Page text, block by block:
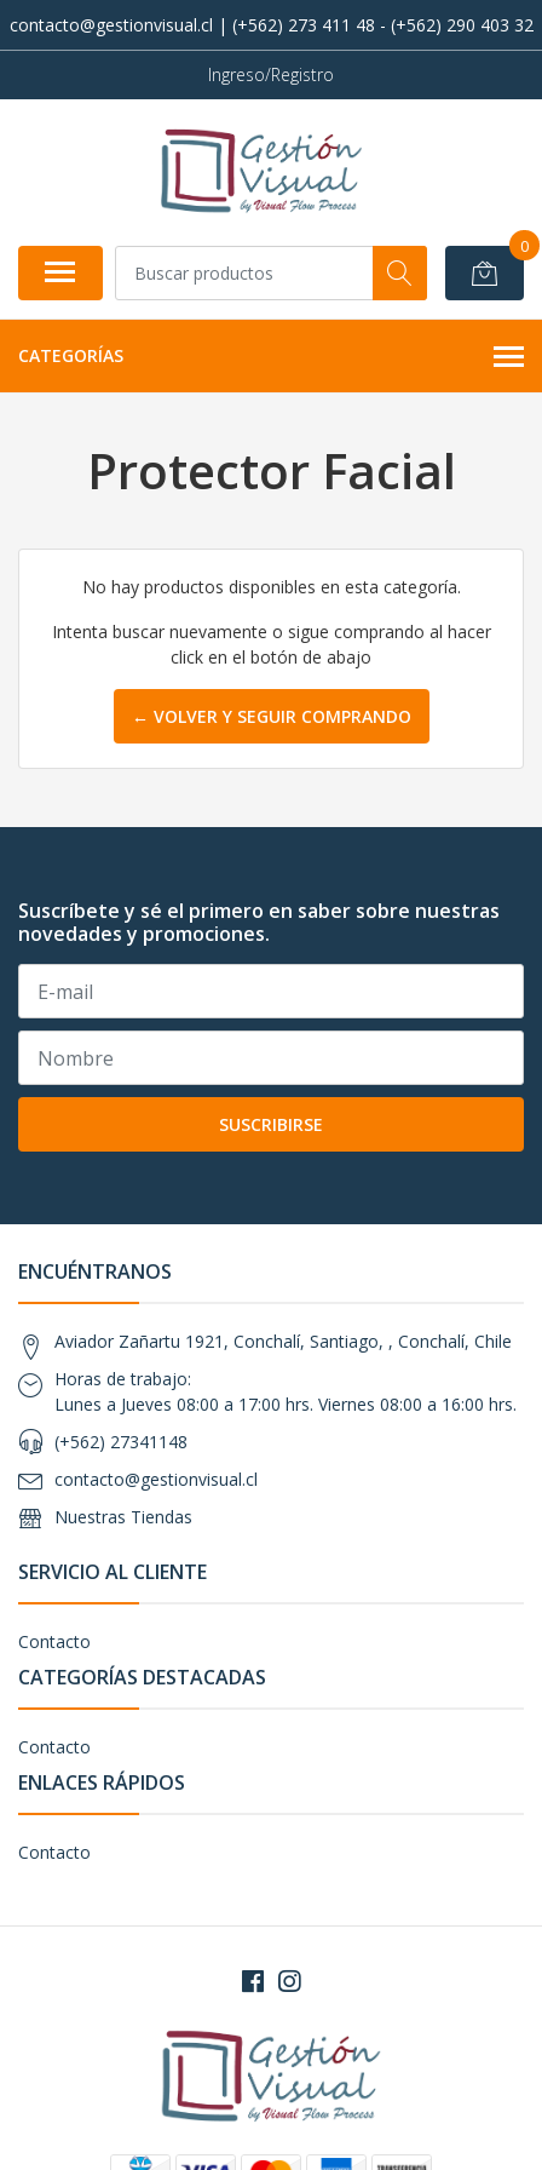
contacto@gestionvisual.cl | (+562) 273 411 48 - (+562) 290 403 32
Ingreso/Registro
0
CATEGORÍAS
Protector Facial
No hay productos disponibles en esta categoría.
Intenta buscar nuevamente o sigue comprando al hacer
click en el botón de abajo
← VOLVER Y SEGUIR COMPRANDO
Suscríbete y sé el primero en saber sobre nuestras
novedades y promociones.
SUSCRIBIRSE
ENCUÉNTRANOS
Aviador Zañartu 1921, Conchalí, Santiago, , Conchalí, Chile
Horas de trabajo:
Lunes a Jueves 08:00 a 17:00 hrs. Viernes 08:00 a 16:00 hrs.
(+562) 27341148
contacto@gestionvisual.cl
Nuestras Tiendas
SERVICIO AL CLIENTE
Contacto
CATEGORÍAS DESTACADAS
Contacto
ENLACES RÁPIDOS
Contacto